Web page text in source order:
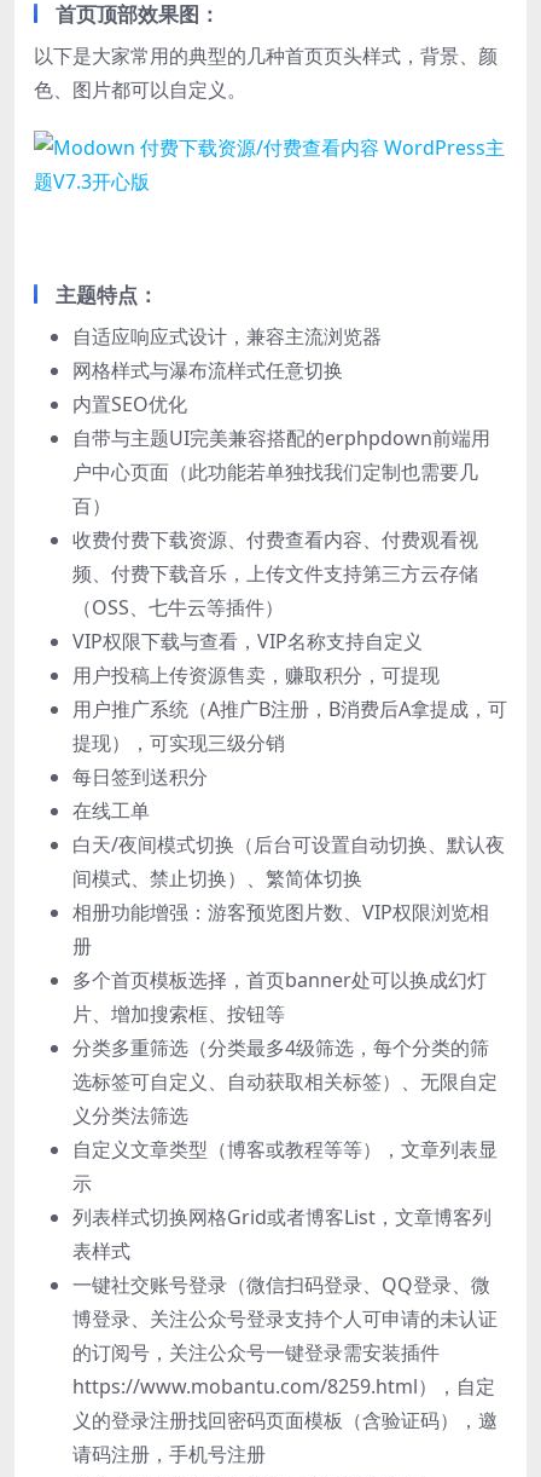
首页顶部效果图：
以下是大家常用的典型的几种首页页头样式，背景、颜
色、图片都可以自定义。
主题特点：
自适应响应式设计，兼容主流浏览器
网格样式与瀑布流样式任意切换
内置SEO优化
自带与主题UI完美兼容搭配的erphpdown前端用
户中心页面（此功能若单独找我们定制也需要几
百）
收费付费下载资源、付费查看内容、付费观看视
频、付费下载音乐，上传文件支持第三方云存储
（OSS、七牛云等插件）
VIP权限下载与查看，VIP名称支持自定义
用户投稿上传资源售卖，赚取积分，可提现
用户推广系统（A推广B注册，B消费后A拿提成，可
提现），可实现三级分销
每日签到送积分
在线工单
白天/夜间模式切换（后台可设置自动切换、默认夜
间模式、禁止切换）、繁简体切换
相册功能增强：游客预览图片数、VIP权限浏览相
册
多个首页模板选择，首页banner处可以换成幻灯
片、增加搜索框、按钮等
分类多重筛选（分类最多4级筛选，每个分类的筛
选标签可自定义、自动获取相关标签）、无限自定
义分类法筛选
自定义文章类型（博客或教程等等），文章列表显
示
列表样式切换网格Grid或者博客List，文章博客列
表样式
一键社交账号登录（微信扫码登录、QQ登录、微
博登录、关注公众号登录支持个人可申请的未认证
的订阅号，关注公众号一键登录需安装插件
https://www.mobantu.com/8259.html），自定
义的登录注册找回密码页面模板（含验证码），邀
请码注册，手机号注册